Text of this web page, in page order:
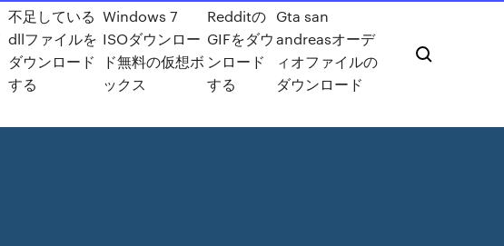
不足している
dllファイルを
ダウンロード
する
Windows 7
ISOダウンロー
ド無料の仮想ボ
ックス
Redditの
GIFをダウ
ンロード
する
Gta san
andreasオーデ
ィオファイルの
ダウンロード